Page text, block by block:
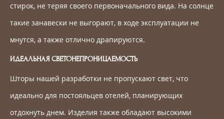
стирок, не теряя своего первоначального вида. На солнце
такие занавески не выгорают, в ходе эксплуатации не
мнутся, а также отлично драпируются.
ИДЕАЛЬНАЯ СВЕТОНЕПРОНИЦАЕМОСТЬ
Шторы нашей разработки не пропускают свет, что
идеально для постояльцев отелей, планирующих
отдохнуть днем. Изделия также обладают высокими